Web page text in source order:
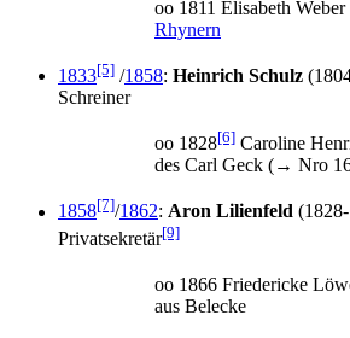
oo 1811 Elisabeth
Rhynern
1833[5] /1858: Heinrich Schulz
Schreiner
oo 1828[6] Caroline
des Carl Geck (→ Nro
1858[7]/1862: Aron Lilienfeld
Privatsekretär[9]
oo 1866 Friedericke
aus Belecke